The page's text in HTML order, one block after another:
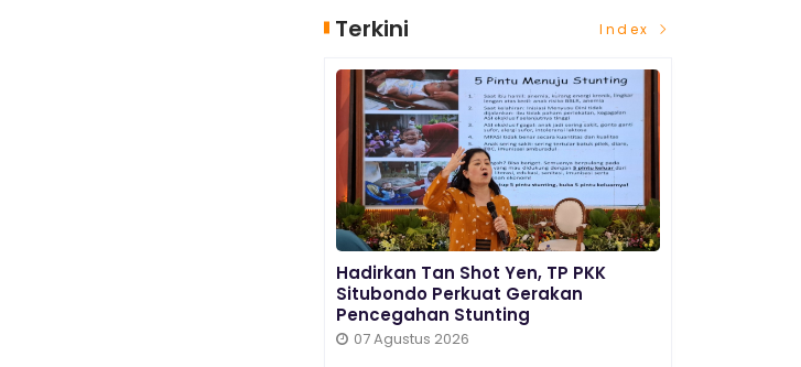
Terkini Index
Hadirkan Tan Shot Yen, TP PKK
Situbondo Perkuat Gerakan
Pencegahan Stunting
07 Agustus 2026